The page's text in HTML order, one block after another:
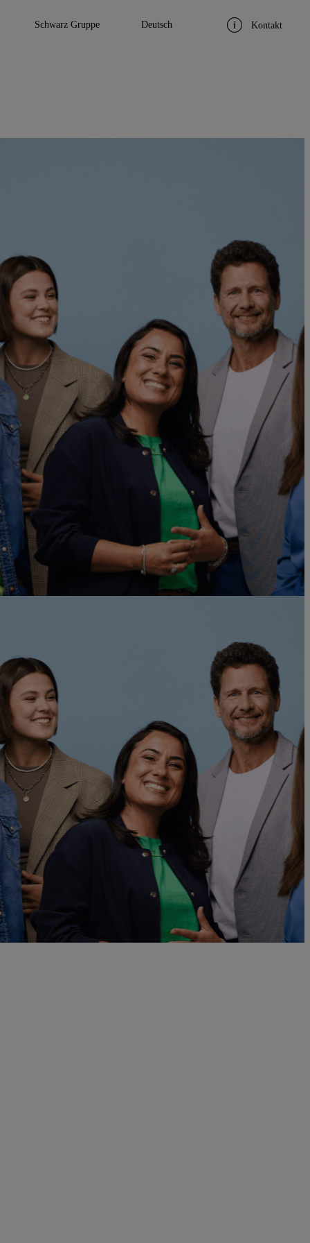
Schwarz Gruppe Deutsch Kontakt